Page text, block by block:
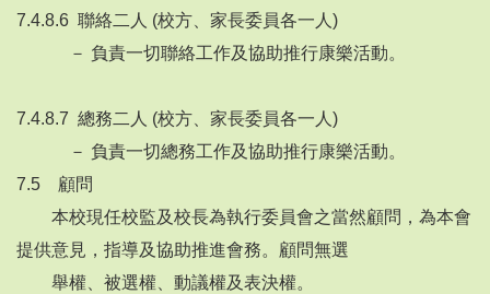
7.4.8.6 聯絡二人 (校方、家長委員各一人)
－ 負責一切聯絡工作及協助推行康樂活動。
7.4.8.7 總務二人 (校方、家長委員各一人)
－ 負責一切總務工作及協助推行康樂活動。
7.5 顧問
本校現任校監及校長為執行委員會之當然顧問，為本會
提供意見，指導及協助推進會務。顧問無選
舉權、被選權、動議權及表決權。